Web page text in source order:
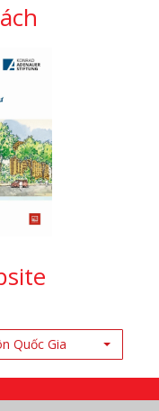
Quốc Gia